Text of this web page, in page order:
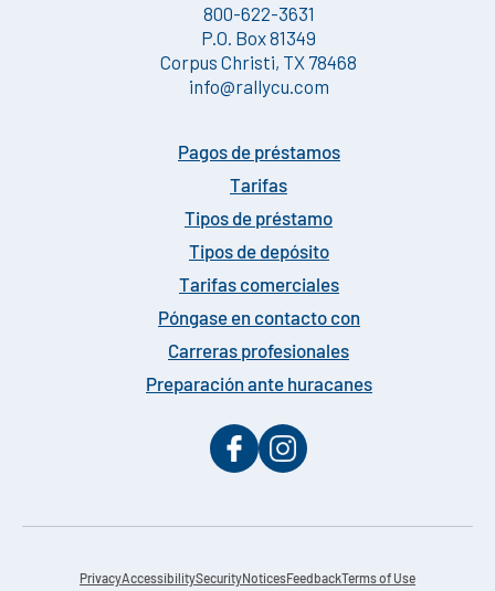
800-622-3631
P.O. Box 81349
Corpus Christi, TX 78468
info@rallycu.com
Pagos de préstamos
Tarifas
Tipos de préstamo
Tipos de depósito
Tarifas comerciales
Póngase en contacto con
Carreras profesionales
Preparación ante huracanes
PrivacyAccessibilitySecurityNoticesFeedback Terms of Use